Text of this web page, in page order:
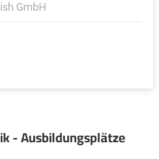
GmbH
- Ausbildungsplätze